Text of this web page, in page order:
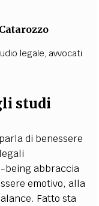
legale, avvocati
studi
di benessere
being abbraccia
emotivo, alla
Fatto sta